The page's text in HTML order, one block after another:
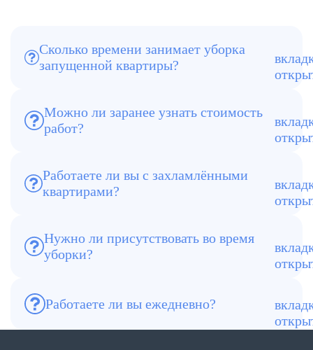
Сколько времени занимает уборка
запущенной квартиры?
Сколько времени занимает уборка
запущенной квартиры? Обычно от 6 до
Можно ли заранее узнать стоимость
работ?
Можно ли заранее узнать стоимость
работ? Да, менеджер рассчитывает и
Работаете ли вы с захламлёнными
квартирами?
Работаете ли вы с захламлёнными
квартирами? Да, такие объекты — одно
Нужно ли присутствовать во время
уборки?
Нужно ли присутствовать во время
уборки? Нет, можно передать ключи и
Работаете ли вы ежедневно?
Работаете ли вы ежедневно? Да, выезд
осуществляется каждый день, включая
выходные.